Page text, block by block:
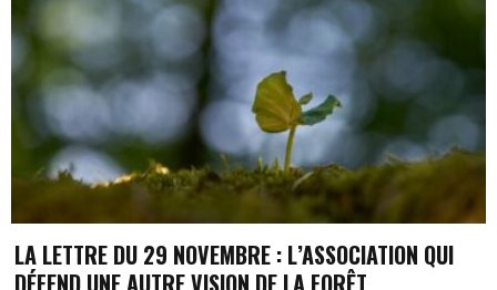
LA LETTRE DU 29 NOVEMBRE : L’ASSOCIATION QUI
DÉFEND UNE AUTRE VISION DE LA FORÊT